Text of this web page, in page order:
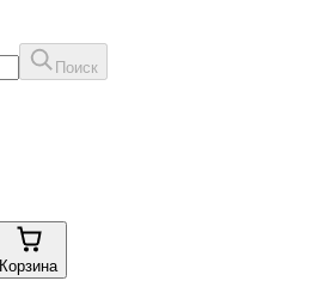
Поиск
Корзина